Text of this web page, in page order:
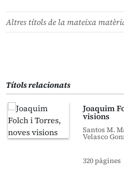
Altres títols de la mateixa
Títols relacionats
Joaquim
visions
Santos M.
Velasco
320 pàgines